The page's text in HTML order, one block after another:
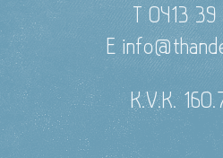
T 0413 39
E
K.V.K.